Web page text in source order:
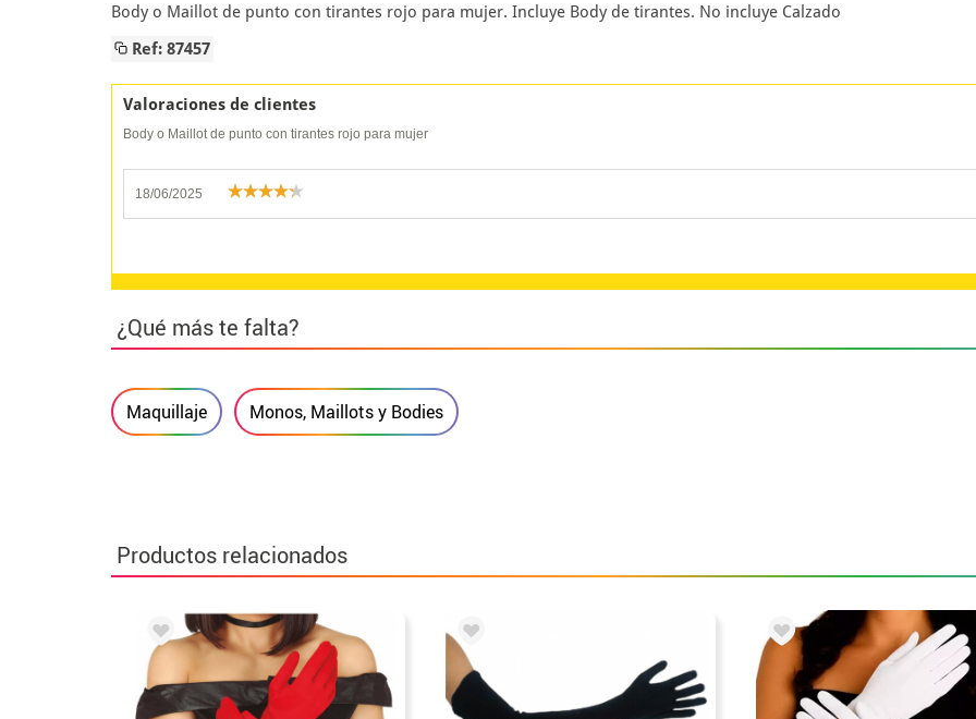
Body o Maillot de punto con tirantes rojo para mujer. Incluye Body de tirantes. No incluye Calzado
Ref: 87457
Valoraciones de clientes
Body o Maillot de punto con tirantes rojo para mujer
18/06/2025
¿Qué más te falta?
Maquillaje Monos, Maillots y Bodies
Productos relacionados